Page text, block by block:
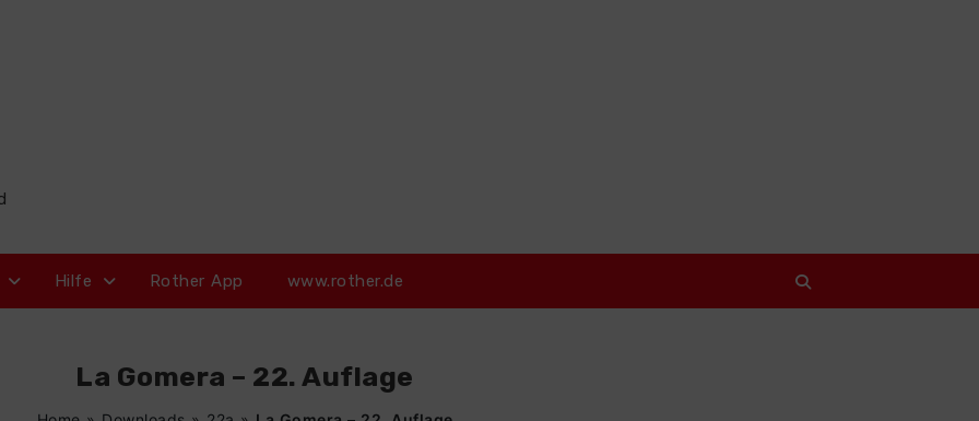
Hilfe Rother App www.rother.de
La Gomera – 22. Auflage